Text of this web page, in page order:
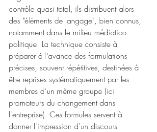
contrôle quasi total, ils distribuent alors
des "éléments de langage", bien connus,
notamment dans le milieu médiatico-
politique. La technique consiste à
préparer à l’avance des formulations
précises, souvent répétitives, destinées à
être reprises systématiquement par les
membres d’un même groupe (ici
promoteurs du changement dans
l'entreprise). Ces formules servent à
donner l'impression d'un discours